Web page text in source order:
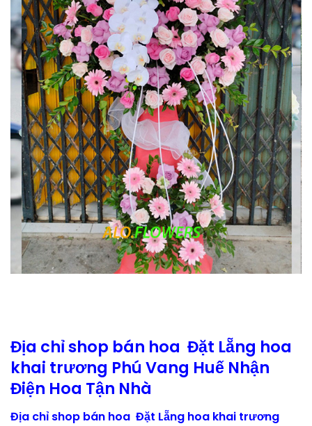
Địa chỉ shop bán hoa Đặt Lẵng hoa
khai trương Phú Vang Huế Nhận
Điện Hoa Tận Nhà
Địa chỉ shop bán hoa Đặt Lẵng hoa khai trương